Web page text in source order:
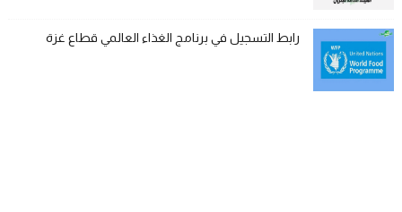
رابط التسجيل في برنامج الغذاء العالمي قطاع غزة